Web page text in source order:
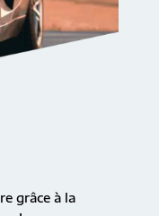
grâce à la